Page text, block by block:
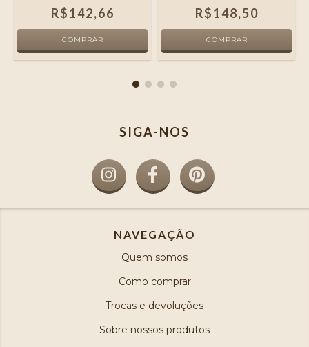
R$142,66 R$148,50
SIGA-NOS
NAVEGAÇÃO
Quem somos
Como comprar
Trocas e devoluções
Sobre nossos produtos